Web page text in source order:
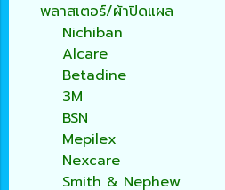
พลาสเตอร์/ผ้าปิดแผล
Nichiban
Alcare
Betadine
3M
BSN
Mepilex
Nexcare
Smith & Nephew